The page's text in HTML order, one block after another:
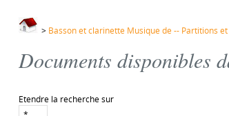
> Basson et clarinette Musique de -- Partitions
Documents disponibles
Etendre la recherche sur